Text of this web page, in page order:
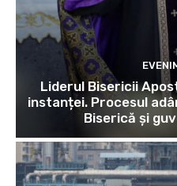
Liderul Bisericii
instanței. Procesul
Biserică și